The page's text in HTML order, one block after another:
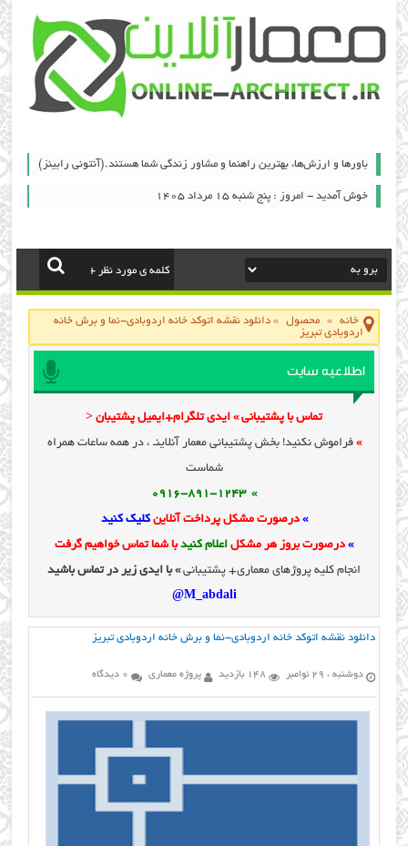
باورها و ارزش‌ها، بهترين راهنما و مشاور زندگي شما هستند.(آنتوني رابينز)
خوش آمدید - امروز : پنج شنبه ۱۵ مرداد ۱۴۰۵
خانه » محصول »دانلود نقشه اتوکد خانه اردوبادی-نما و برش خانه
اردوبادی تبریز
اطلاعیه سایت
تماس با پشتیبانی » ایدی تلگرام+ایمیل پشتیبان <
» فراموش نکنید! بخش پشتیبانی معمار آنلاینـ ، در همه ساعات همراه
شماست
» 0916-891-1243
» درصورت مشکل پرداخت آنلاینکلیک کنید
» درصورت بروز هر مشکل اعلام کنیدبا شما تماس خواهیم گرفت
انجام کلیه پروژهای معماری+ پشتیبانی» با ایدی زیر در تماس باشید
M_abdali@
دانلود نقشه اتوکد خانه اردوبادی-نما و برش خانه اردوبادی تبریز
دوشنبه ، 29 نوامبر 148 بازدید پروژه معماری 0 دیدگاه